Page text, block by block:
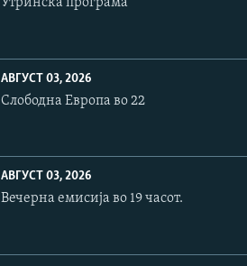
Утринска програма
АВГУСТ 03, 2026
Слободна Европа во 22
АВГУСТ 03, 2026
Вечерна емисија во 19 часот.